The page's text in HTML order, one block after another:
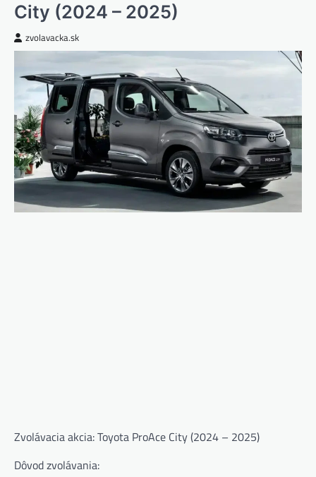
City (2024 – 2025)
zvolavacka.sk
Zvolávacia akcia: Toyota ProAce City (2024 – 2025)
Dôvod zvolávania: